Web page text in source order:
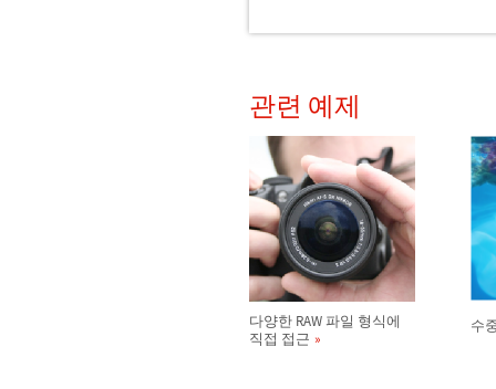
관련 예제
다양한 RAW 파일 형식에
직접 접근
수